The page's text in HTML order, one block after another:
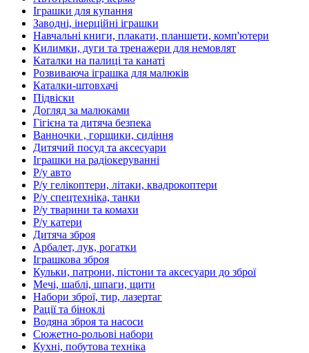
Іграшки для купання
Заводні, інерційні іграшки
Навчальні книги, плакати, планшети, комп'ютери
Килимки, дуги та тренажери для немовлят
Каталки на палиці та канаті
Розвиваюча іграшка для малюків
Каталки-штовхачі
Підвіски
Догляд за малюками
Гігієна та дитяча безпека
Ванночки , горщики, сидіння
Дитячий посуд та аксесуари
Іграшки на радіокеруванні
Р/у авто
Р/у гелікоптери, літаки, квадрокоптери
Р/у спецтехніка, танки
Р/у тварини та комахи
Р/у катери
Дитяча зброя
Арбалет, лук, рогатки
Іграшкова зброя
Кульки, патрони, пістони та аксесуари до зброї
Мечі, шаблі, шпаги, щити
Набори зброї, тир, лазертаг
Рації та біноклі
Водяна зброя та насоси
Сюжетно-рольові набори
Кухні, побутова техніка